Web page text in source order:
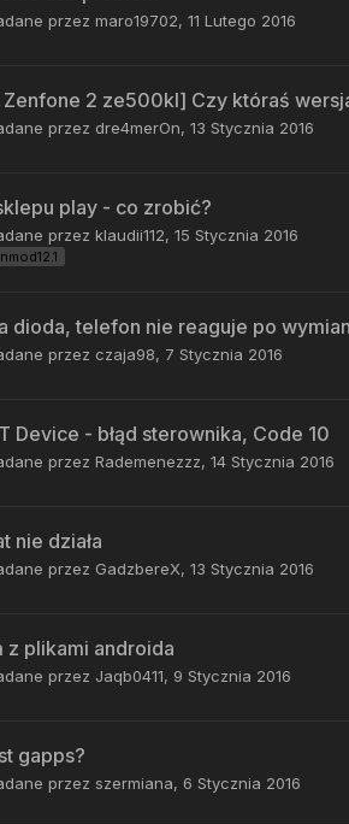
przez maro19702, 11 Lutego 2016
Zenfone 2 ze500kl] Czy któraś
przez dre4merOn, 13 Stycznia 2016
play - co zrobić?
przez klaudii112, 15 Stycznia 2016
dioda, telefon nie reaguje po
przez czaja98, 7 Stycznia 2016
Device - błąd sterownika, Code 10
przez Rademenezzz, 14 Stycznia 2016
nie działa
przez GadzbereX, 13 Stycznia 2016
z plikami androida
przez Jaqb0411, 9 Stycznia 2016
gapps?
przez szermiana, 6 Stycznia 2016